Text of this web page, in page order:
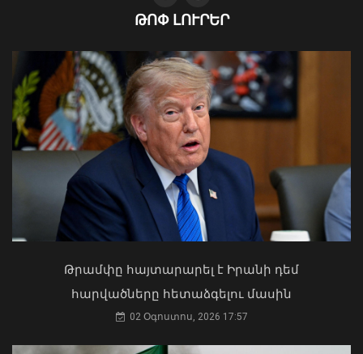
ՆԳՆ քրեական ոստիկանները
թմրամիջոցի իրացման դեպք են
բացահայտել․ առգրավվել է
մարիխուանայով 72 փաթեթ
06 Օգոստոս, 2026 13:00
Ի՞նչ ուղերձ էր ոտքի չկանգնելը.
Աղաջանյանը` ընդդիմությանը
ԹՈՓ ԼՈՒՐԵՐ
Թրամփը հայտարարել է Իրանի դեմ
հարվածները հետաձգելու մասին
02 Օգոստոս, 2026 17:57